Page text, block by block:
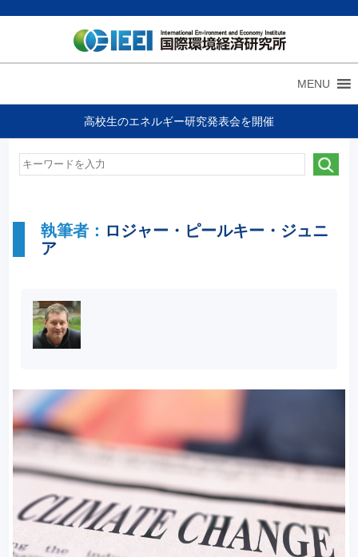
MENU
高校生のエネルギー研究発表会を開催
執筆者： ロジャー・ピールキー・ジュニ
ア